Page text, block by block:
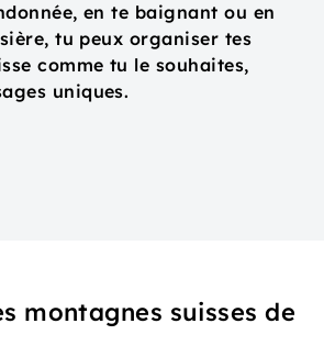
en te baignant ou en
tu peux organiser tes
comme tu le souhaites,
uniques.
montagnes suisses de